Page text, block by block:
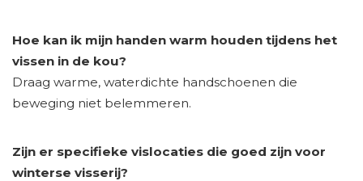
Hoe kan ik mijn handen warm houden tijdens het
vissen in de kou?
Draag warme, waterdichte handschoenen die
beweging niet belemmeren.
Zijn er specifieke vislocaties die goed zijn voor
winterse visserij?